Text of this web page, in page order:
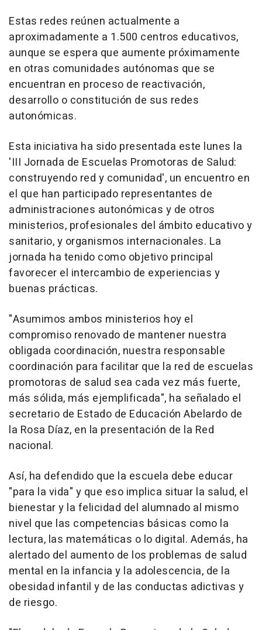
Estas redes reúnen actualmente a
aproximadamente a 1.500 centros educativos,
aunque se espera que aumente próximamente
en otras comunidades autónomas que se
encuentran en proceso de reactivación,
desarrollo o constitución de sus redes
autonómicas.
Esta iniciativa ha sido presentada este lunes la
'III Jornada de Escuelas Promotoras de Salud:
construyendo red y comunidad', un encuentro en
el que han participado representantes de
administraciones autonómicas y de otros
ministerios, profesionales del ámbito educativo y
sanitario, y organismos internacionales. La
jornada ha tenido como objetivo principal
favorecer el intercambio de experiencias y
buenas prácticas.
"Asumimos ambos ministerios hoy el
compromiso renovado de mantener nuestra
obligada coordinación, nuestra responsable
coordinación para facilitar que la red de escuelas
promotoras de salud sea cada vez más fuerte,
más sólida, más ejemplificada", ha señalado el
secretario de Estado de Educación Abelardo de
la Rosa Díaz, en la presentación de la Red
nacional.
Así, ha defendido que la escuela debe educar
"para la vida" y que eso implica situar la salud, el
bienestar y la felicidad del alumnado al mismo
nivel que las competencias básicas como la
lectura, las matemáticas o lo digital. Además, ha
alertado del aumento de los problemas de salud
mental en la infancia y la adolescencia, de la
obesidad infantil y de las conductas adictivas y
de riesgo.